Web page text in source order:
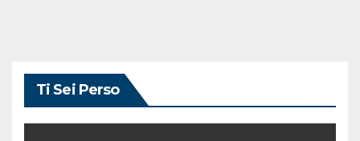
Ti Sei Perso